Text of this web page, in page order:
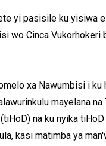
yi pasisile ku yisiwa
wo Cinca Vukorhokeri
xa Nawumbisi i ku
mayelana na
na ku nyika
kasi matimba ya